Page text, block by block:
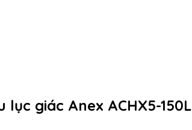
giác Anex ACHX5-150L